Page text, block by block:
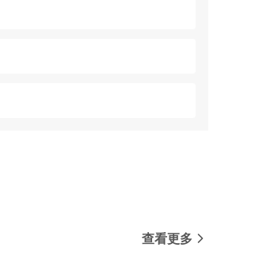
查看更多